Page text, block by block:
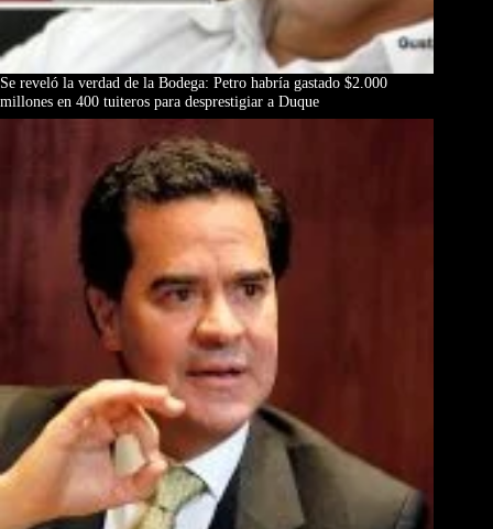
Se reveló la verdad de la Bodega: Petro habría gastado $2.000
millones en 400 tuiteros para desprestigiar a Duque